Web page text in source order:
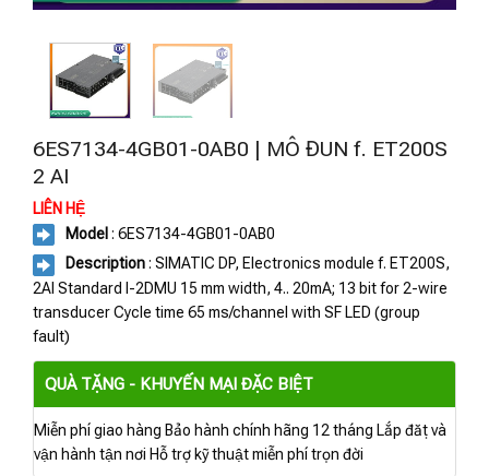
6ES7134-4GB01-0AB0 | MÔ ĐUN f. ET200S
2 AI
LIÊN HỆ
Model : 6ES7134-4GB01-0AB0
Description: SIMATIC DP, Electronics module f. ET200S,
2AI Standard I-2DMU 15 mm width, 4.. 20mA; 13 bit for 2-wire
transducer Cycle time 65 ms/channel with SF LED (group
fault)
QUÀ TẶNG - KHUYẾN MẠI ĐẶC BIỆT
Miễn phí giao hàng Bảo hành chính hãng 12 tháng Lắp đặt và
vận hành tận nơi Hỗ trợ kỹ thuật miễn phí trọn đời